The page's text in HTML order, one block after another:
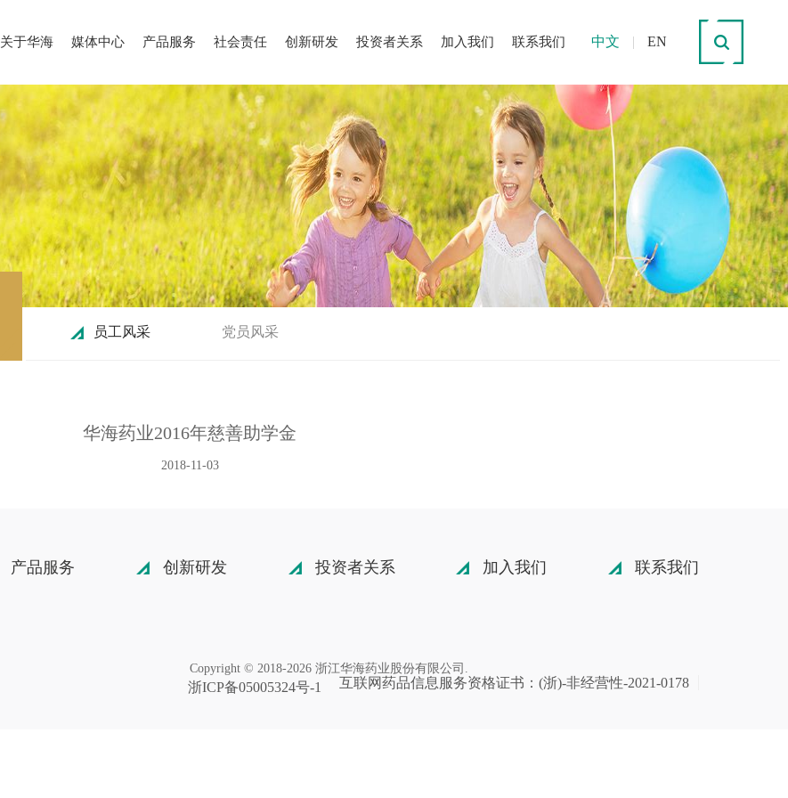
中文 | EN
关于华海 媒体中心 产品服务 社会责任 创新研发 投资者关系 加入我们 联系我们
员工风采 党员风采
华海药业2016年慈善助学金
2018-11-03
产品服务 创新研发 投资者关系 加入我们 联系我们
Copyright © 2018-2026 浙江华海药业股份有限公司.
互联网药品信息服务资格证书：(浙)-非经营性-2021-0178
浙ICP备05005324号-1